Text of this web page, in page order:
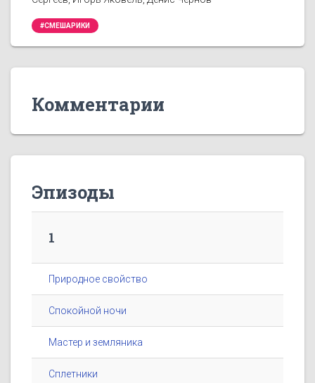
#СМЕШАРИКИ
Комментарии
Эпизоды
1
Природное свойство
Спокойной ночи
Мастер и земляника
Сплетники